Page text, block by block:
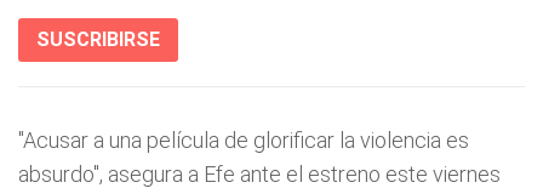
SUSCRIBIRSE
"Acusar a una película de glorificar la violencia es
absurdo", asegura a Efe ante el estreno este viernes